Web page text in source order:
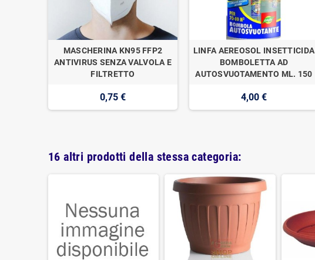
MASCHERINA KN95 FFP2
ANTIVIRUS SENZA VALVOLA E
FILTRETTO
0,75 €
LINFA AEREOSOL INSETTICIDA
BOMBOLETTA AD
AUTOSVUOTAMENTO ML. 150
4,00 €
16 altri prodotti della stessa categoria: